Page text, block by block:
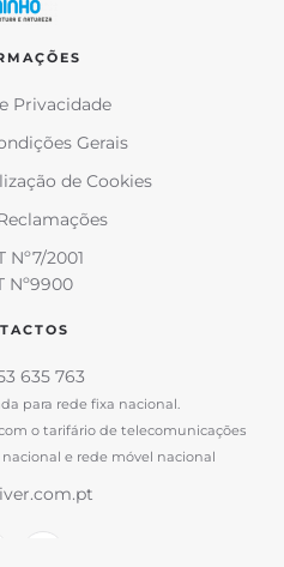
Privacidade
Gerais
de Cookies
Nº7/2001
Nº9900
635 763
para rede fixa nacional.
o tarifário de telecomunicações
e rede móvel nacional